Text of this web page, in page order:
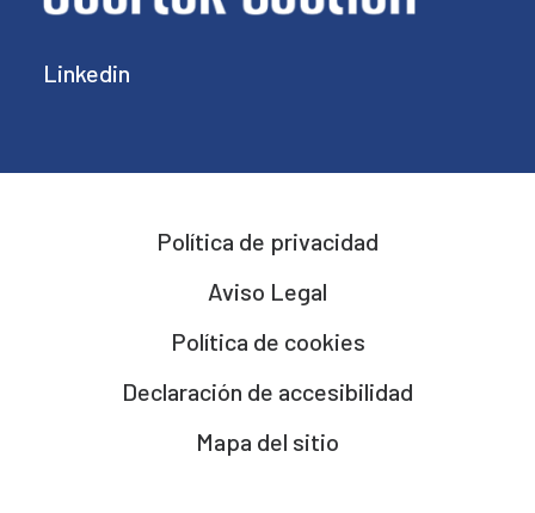
Linkedin
Política de privacidad
Aviso Legal
Política de cookies
Declaración de accesibilidad
Mapa del sitio